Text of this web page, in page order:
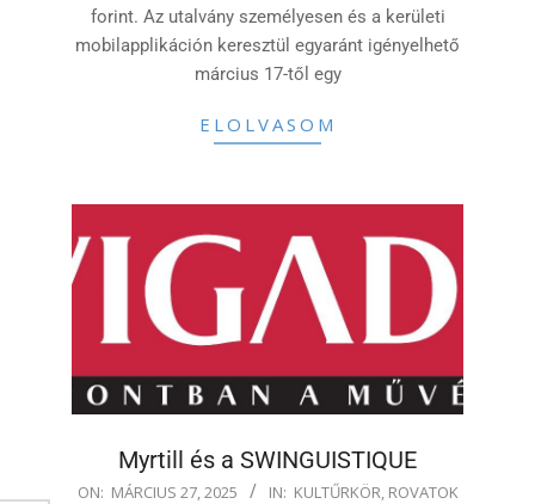
forint. Az utalvány személyesen és a kerületi
mobilapplikáción keresztül egyaránt igényelhető
március 17-től egy
ELOLVASOM
Myrtill és a SWINGUISTIQUE
2025-
ON: MÁRCIUS 27, 2025 IN: KULTŰRKÖR, ROVATOK